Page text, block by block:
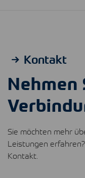
Kontakt
Nehmen
Sie möchten mehr
Leistungen
Kontakt.